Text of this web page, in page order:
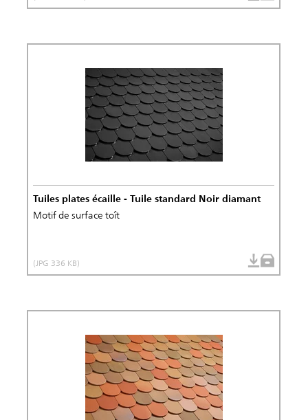
Tuiles plates écaille - Tuile standard Noir diamant
Motif de surface toît
(JPG 336 KB)